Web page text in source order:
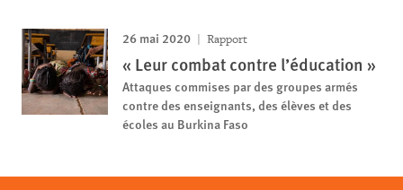
26 mai 2020 Rapport
« Leur combat contre l’éducation »
Attaques commises par des groupes armés
contre des enseignants, des élèves et des
écoles au Burkina Faso